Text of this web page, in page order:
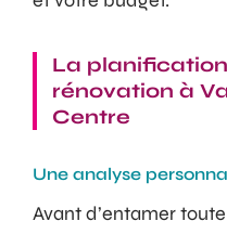
La
rénovation à
Centre
Une analyse
Avant d’entamer